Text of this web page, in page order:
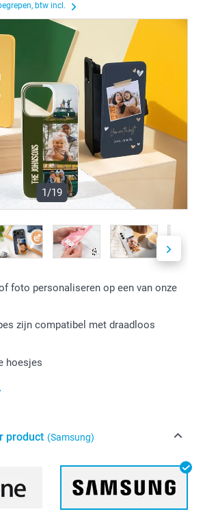
btw incl.
1/19
foto personaliseren op een van onze
zijn compatibel met draadloos
hoesjes
product (Samsung)